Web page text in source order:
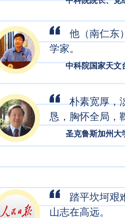
他（南仁东
学家。
中科院国家天文
朴素宽厚，
恳，胸怀全局，
圣克鲁斯加州大
踏平坎坷艰
山志在高远。